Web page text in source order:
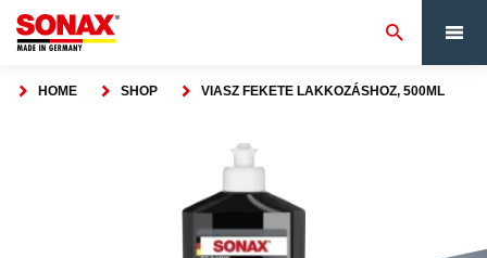
HOME SHOP VIASZ FEKETE LAKKOZÁSHOZ, 500ML